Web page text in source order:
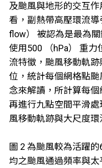
及颱風與地形的交互
看，副熱帶高壓環流
flow） 被認為是最為
使用500 （hPa） 重
流特徵，颱風移動軌跡
位，統計每個網格點
念來解讀，所計算每
再進行九點空間平滑
風移動軌跡與大尺度環
圖 2 為颱風較為活躍
均之颱風通過頻率與